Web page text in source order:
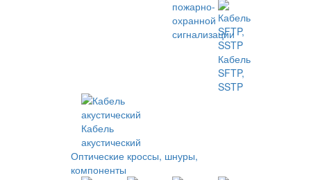
пожарно-
охранной
сигнализации
Кабель
SFTP,
SSTP
Кабель
акустический
Оптические кроссы, шнуры,
компоненты